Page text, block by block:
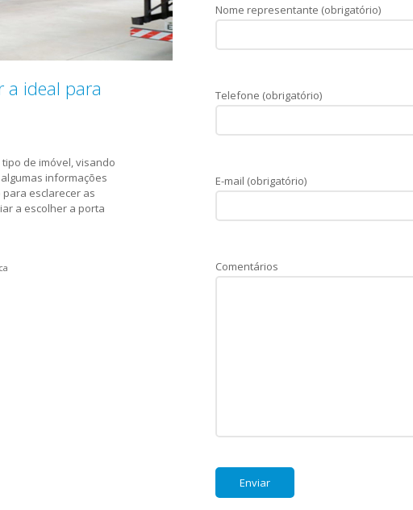
a ideal para
de imóvel, visando
informações
esclarecer as
a escolher a porta
Nome representante (obrigatório)
Telefone (obrigatório)
E-mail (obrigatório)
Comentários